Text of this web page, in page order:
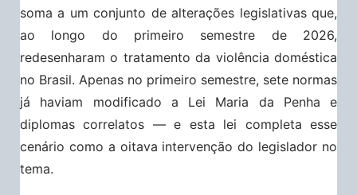
soma a um conjunto de alterações legislativas que,
ao longo do primeiro semestre de 2026,
redesenharam o tratamento da violência doméstica
no Brasil. Apenas no primeiro semestre, sete normas
já haviam modificado a Lei Maria da Penha e
diplomas correlatos — e esta lei completa esse
cenário como a oitava intervenção do legislador no
tema.